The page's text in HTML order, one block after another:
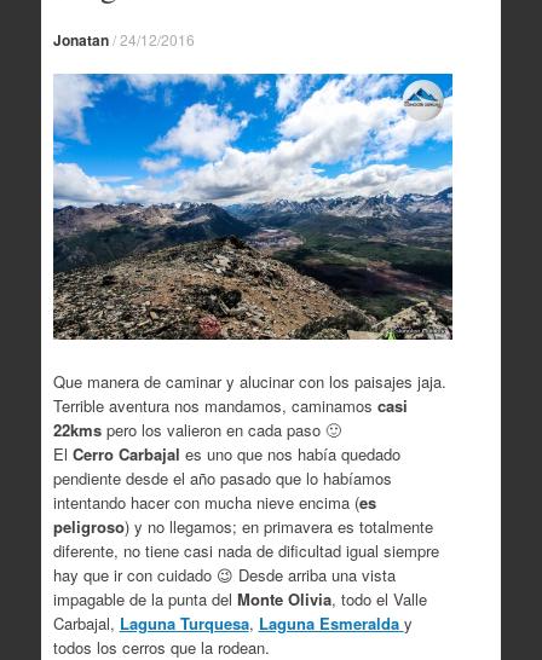
Jonatan/24/12/2016
Que manera de caminar y alucinar con los paisajes jaja.
Terrible aventura nos mandamos, caminamos casi
22kmspero los valieron en cada paso 🙂
El Cerro Carbajal es uno que nos había quedado
pendiente desde el año pasado que lo habíamos
intentando hacer con mucha nieve encima (es
peligroso) y no llegamos; en primavera es totalmente
diferente, no tiene casi nada de dificultad igual siempre
hay que ir con cuidado 😉 Desde arriba una vista
impagable de la punta del Monte Olivia, todo el Valle
Carbajal, Laguna Turquesa, Laguna Esmeralda y
todos los cerros que la rodean.